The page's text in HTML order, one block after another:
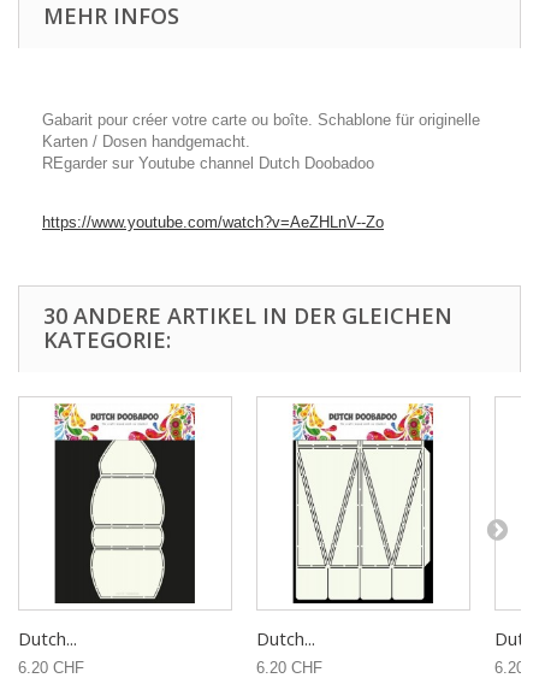
MEHR INFOS
Gabarit pour créer votre carte ou boîte. Schablone für originelle
Karten / Dosen handgemacht.
REgarder sur Youtube channel Dutch Doobadoo
https://www.youtube.com/watch?v=AeZHLnV--Zo
30 ANDERE ARTIKEL IN DER GLEICHEN
KATEGORIE:
Dutch...
6.20 CHF
Dutch...
6.20 CHF 6.20